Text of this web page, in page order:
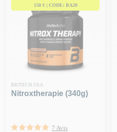
150 € | CODE: BA20
BIOTECH USA
Nitroxtherapie (340g)
7 Avis